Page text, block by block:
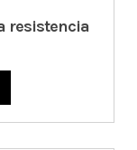
resistencia